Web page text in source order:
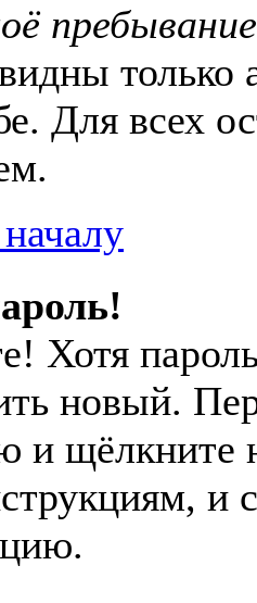
только
Для всех
Хотя
новый.
и щёлкните
и